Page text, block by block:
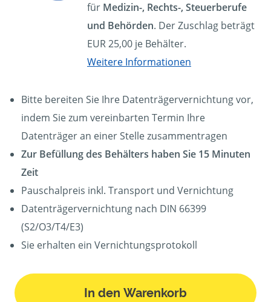
für Medizin-, Rechts-, Steuerberufe
und Behörden. Der Zuschlag beträgt
EUR 25,00 je Behälter.
Weitere Informationen
Bitte bereiten Sie Ihre Datenträgervernichtung vor,
indem Sie zum vereinbarten Termin Ihre
Datenträger an einer Stelle zusammentragen
Zur Befüllung des Behälters haben Sie 15 Minuten
Zeit
Pauschalpreis inkl. Transport und Vernichtung
Datenträgervernichtung nach DIN 66399
(S2/O3/T4/E3)
Sie erhalten ein Vernichtungsprotokoll
In den Warenkorb